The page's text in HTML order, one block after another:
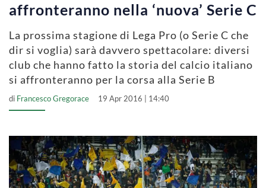
affronteranno nella ‘nuova’ Serie C
La prossima stagione di Lega Pro (o Serie C che
dir si voglia) sarà davvero spettacolare: diversi
club che hanno fatto la storia del calcio italiano
si affronteranno per la corsa alla Serie B
di Francesco Gregorace 19 Apr 2016 | 14:40